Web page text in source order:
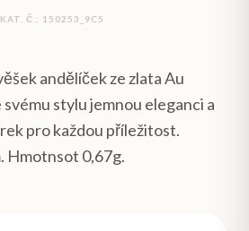
KAT. Č.: 150253_9C5
andělíček ze zlata Au
stylu jemnou eleganci a
pro každou příležitost.
Hmotnsot 0,67g.